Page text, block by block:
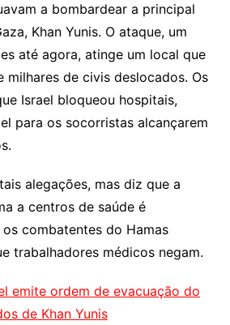
a bombardear a principal
Khan Yunis. O ataque, um
até agora, atinge um local que
milhares de civis deslocados. Os
Israel bloqueou hospitais,
para os socorristas alcançarem
alegações, mas diz que a
a centros de saúde é
combatentes do Hamas
trabalhadores médicos negam.
emite ordem de evacuação do
de Khan Yunis